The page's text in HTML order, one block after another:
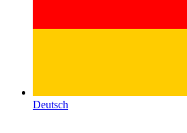
Deutsch